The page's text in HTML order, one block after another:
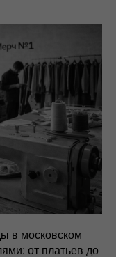
в московском
от платьев до